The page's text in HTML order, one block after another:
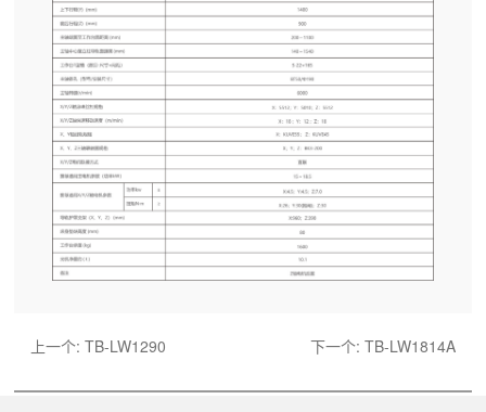
上一个: TB-LW1290 下一个: TB-LW1814A